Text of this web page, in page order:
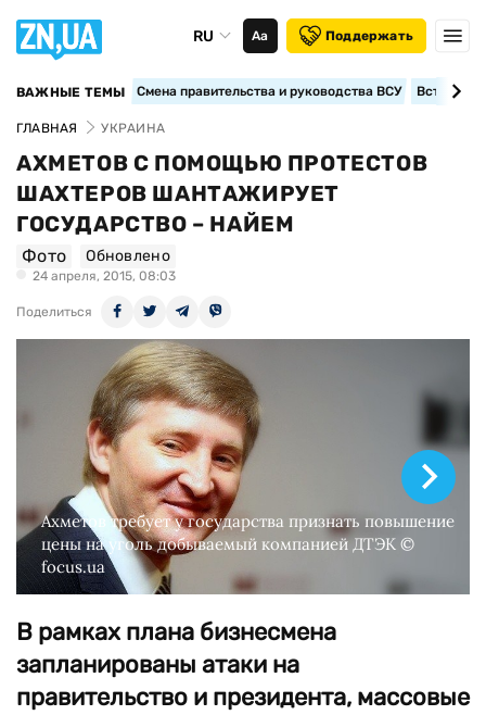
RU Аа Поддержать
ВАЖНЫЕ ТЕМЫ Смена правительства и руководства ВСУ
ГЛАВНАЯ УКРАИНА
АХМЕТОВ С ПОМОЩЬЮ ПРОТЕСТОВ
ШАХТЕРОВ ШАНТАЖИРУЕТ
ГОСУДАРСТВО – НАЙЕМ
Фото Обновлено
24 апреля, 2015, 08:03
Поделиться
Ахметов требует у государства признать повышение
цены на уголь добываемый компанией ДТЭК ©
focus.ua
В рамках плана бизнесмена
запланированы атаки на
правительство и президента, массовые